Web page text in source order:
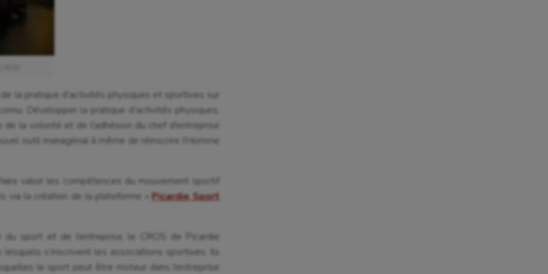
rythmique
et Paralympiques
Roller-derby
la pratique d’activités physiques et sportives sur
Développer la pratique d’activités physiques,
la volonté et de l’adhésion du chef d’entreprise
outil managérial à même de réinscrire l’Homme
valoir les compétences du mouvement sportif
via la création de la plateforme «Picardie Sport
du sport et de l’entreprise, le CROS de Picardie
s’inscrivent les associations sportives. Ils
le sport peut être moteur dans l’entreprise